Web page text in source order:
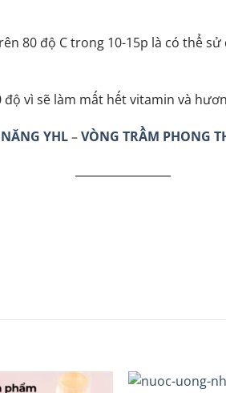
80 độ C trong 10-15p là có thể
độ vì sẽ làm mất hết vitamin và
YHL–VÒNG TRẦM PHONG